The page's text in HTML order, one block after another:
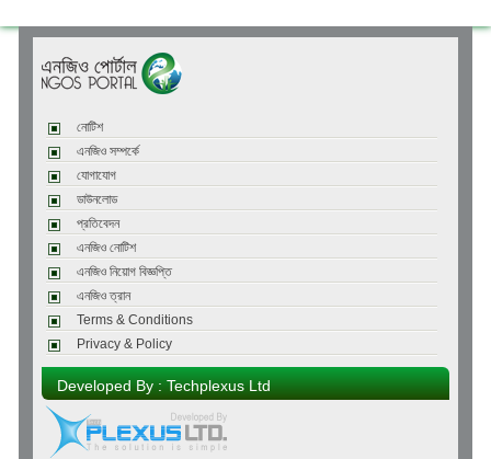
নোটিশ
এনজিও সম্পর্কে
যোগাযোগ
ডাউনলোড
প্রতিবেদন
এনজিও নোটিশ
এনজিও নিয়োগ বিজ্ঞপ্তি
এনজিও ত্রান
Terms & Conditions
Privacy & Policy
Developed By : Techplexus Ltd